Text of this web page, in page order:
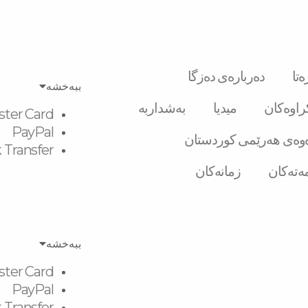
دەربارەی دەزگا
میدیا
بەشداربە
هەرێمی کوردستان
زمانەکان
ببەخشە
Card
PayPal
ببەخشە
Card
PayPal